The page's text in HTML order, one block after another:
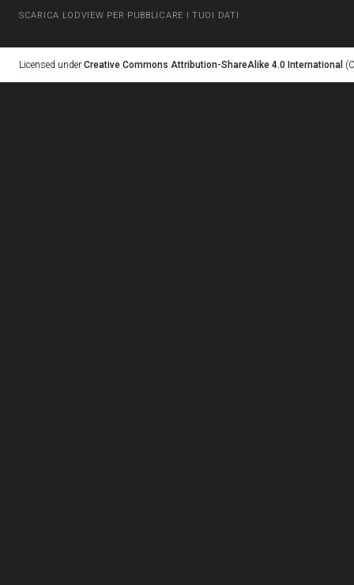
SCARICA LODVIEW PER PUBBLICARE I TUOI DATI
Licensed under Creative Commons Attribution-ShareAlike 4.0 International